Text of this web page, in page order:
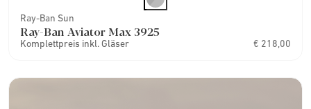
Ray-Ban Sun
Ray-Ban Aviator Max 3925
Komplettpreis inkl. Gläser € 218,00